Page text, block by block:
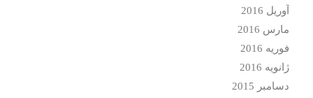
آوریل 2016
مارس 2016
فوریه 2016
ژانویه 2016
دسامبر 2015